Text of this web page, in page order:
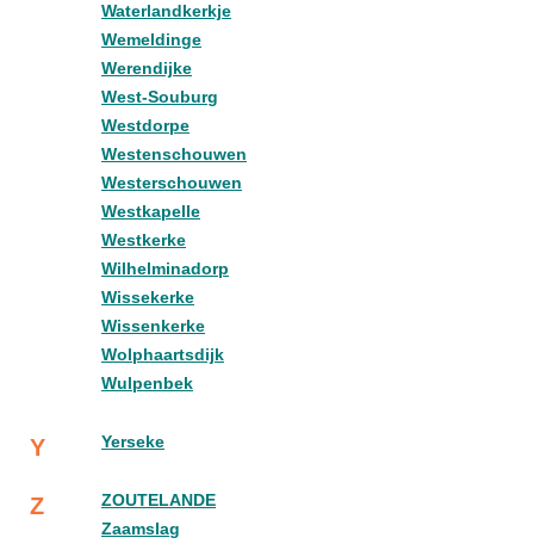
Waterlandkerkje
Wemeldinge
Werendijke
West-Souburg
Westdorpe
Westenschouwen
Westerschouwen
Westkapelle
Westkerke
Wilhelminadorp
Wissekerke
Wissenkerke
Wolphaartsdijk
Wulpenbek
Y Yerseke
Z
ZOUTELANDE
Zaamslag